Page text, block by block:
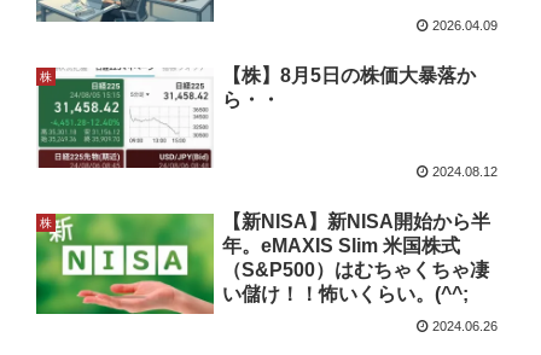
2026.04.09
株
【株】8月5日の株価大暴落か
ら・・
2024.08.12
株
【新NISA】新NISA開始から半
年。eMAXIS Slim 米国株式
（S&P500）はむちゃくちゃ凄
い儲け！！怖いくらい。(^^;
2024.06.26